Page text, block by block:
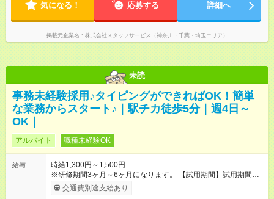
気になる！ 応募する 詳細へ
掲載元企業名 株式会社スタッフサービス（神奈川・千葉・埼玉エリア）
未読
事務未経験採用♪タイピングができればOK！簡単
な業務からスタート♪｜駅チカ徒歩5分｜週4日～
OK｜
アルバイト 職種未経験OK
給与
時給1,300円～1,500円
※研修期間3ヶ月～6ヶ月になります。 【試用期間】試用期間あ
り 試用期間の長さ：1ヶ月 雇用形態、給与は本採用時と同じで
す。
交通費別途支給あり